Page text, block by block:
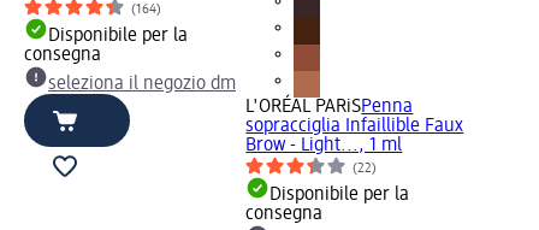
(164)
Disponibile per la
consegna
seleziona il negozio dm
L'ORÉAL PARiSPenna
sopracciglia Infaillible Faux
Brow - Light..., 1 ml
(22)
Disponibile per la
consegna